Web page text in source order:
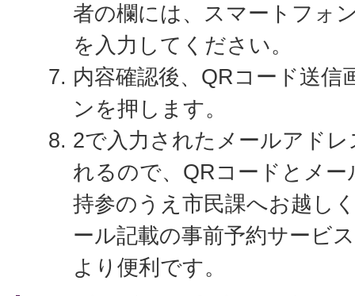
者の欄には、スマートフォ
を入力してください。
内容確認後、QRコード送信
ンを押します。
2で入力されたメールアド
れるので、QRコードとメ
持参のうえ市民課へお越し
ール記載の事前予約サービ
より便利です。